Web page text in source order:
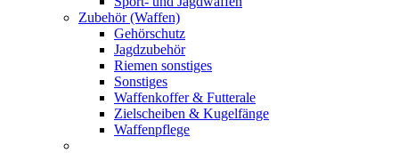
Zubehör (Waffen)
Gehörschutz
Jagdzubehör
Riemen sonstiges
Sonstiges
Waffenkoffer & Futterale
Zielscheiben & Kugelfänge
Waffenpflege